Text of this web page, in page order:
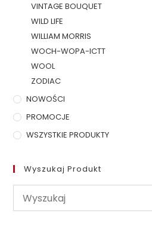
VINTAGE BOUQUET
WILD LIFE
WILLIAM MORRIS
WOCH-WOPA-ICTT
WOOL
ZODIAC
NOWOŚCI
PROMOCJE
WSZYSTKIE PRODUKTY
Wyszukaj Produkt